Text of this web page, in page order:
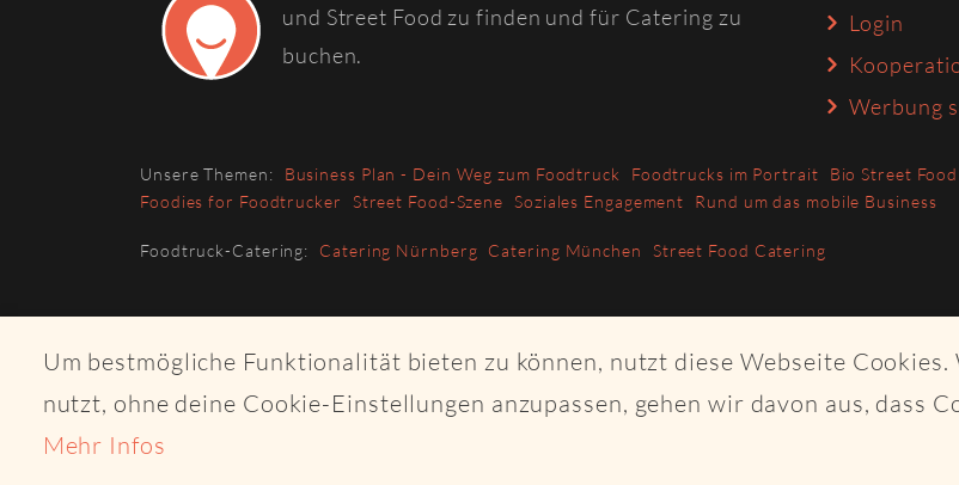
Um bestmögliche Funktionalität bieten zu können, nutzt diese Webseite
nutzt, ohne deine Cookie-Einstellungen anzupassen, gehen wir davon aus, dass
Mehr Infos
und Street Food zu finden und für Catering zu
buchen.
Login
Werbung
Unsere Themen: Business Plan - Dein Weg zum Foodtruck Foodtrucks im Portrait Bio Street Food
Foodies for Foodtrucker
Street Food-Szene Soziales Engagement Rund um das mobile Business
Foodtruck-Catering: Catering Nürnberg Catering München Street Food Catering